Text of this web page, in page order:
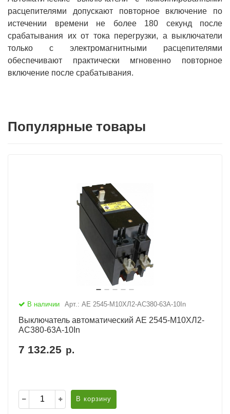
расцепителями допускают повторное включение по
истечении времени не более 180 секунд после
срабатывания их от тока перегрузки, а выключатели
только с электромагнитными расцепителями
обеспечивают практически мгновенно повторное
включение после срабатывания.
Популярные товары
В наличии Арт.: АЕ 2545-М10ХЛ2-AC380-63А-10In
Выключатель автоматический АЕ 2545-М10ХЛ2-
AC380-63А-10In
7 132.25 р.
В корзину